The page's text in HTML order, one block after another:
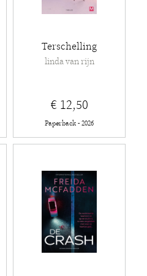
Terschelling
linda van rijn
€ 12,50
Paperback - 2026